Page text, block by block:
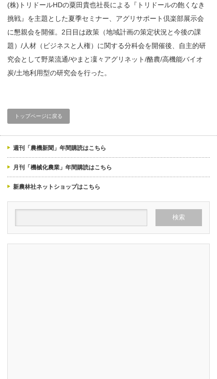
(株)トリドールHDの粟田貴也社長による『トリドールの飽くなき
挑戦』を主題とした夏季セミナー、アグリサポート倶楽部展示会
に懇親会を開催。2日目は政策（地域計画の策定状況と今後の課
題）/人材（ビジネスと人権）に関する分科会を開催後、自主的研
究会として野菜流通/やまと凜々アグリネット/酪農/高機能バイオ
炭/土地利用型の研究会を行った。
トップページに戻る
週刊「農機新聞」年間購読はこちら
月刊「機械化農業」年間購読はこちら
新農林社ネットショップはこちら